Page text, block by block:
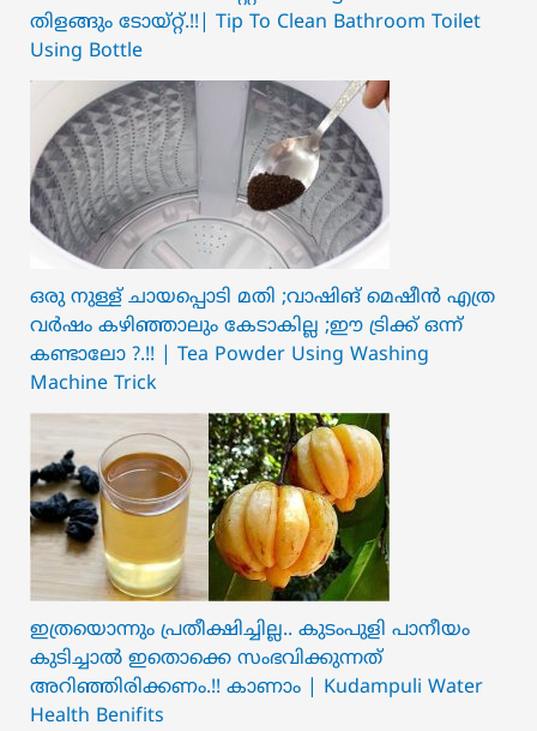
തിളങ്ങും ടോയ്റ്റ്.!!| Tip To Clean Bathroom Toilet
Using Bottle
ഒരു നുള്ള് ചായപ്പൊടി മതി ;വാഷിങ് മെഷീൻ എത്ര
വർഷം കഴിഞ്ഞാലും കേടാകില്ല ;ഈ ട്രിക്ക് ഒന്ന്
കണ്ടാലോ ?.!! | Tea Powder Using Washing
Machine Trick
ഇത്രയൊന്നും പ്രതീക്ഷിച്ചില്ല.. ക‍ു‌ടംപുളി പാനീയം
കുടിച്ചാൽ ഇതൊക്കെ സംഭവിക്കുന്നത്
അറിഞ്ഞിരിക്കണം.!! കാണാം | Kudampuli Water
Health Benifits